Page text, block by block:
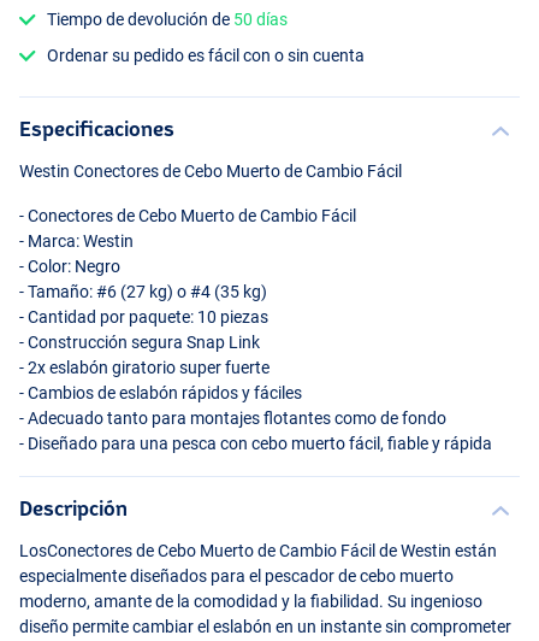
Tiempo de devolución de 50 días
Ordenar su pedido es fácil con o sin cuenta
Especificaciones
Westin Conectores de Cebo Muerto de Cambio Fácil
- Conectores de Cebo Muerto de Cambio Fácil
- Marca: Westin
- Color: Negro
- Tamaño: #6 (27 kg) o #4 (35 kg)
- Cantidad por paquete: 10 piezas
- Construcción segura Snap Link
- 2x eslabón giratorio super fuerte
- Cambios de eslabón rápidos y fáciles
- Adecuado tanto para montajes flotantes como de fondo
- Diseñado para una pesca con cebo muerto fácil, fiable y rápida
Descripción
LosConectores de Cebo Muerto de Cambio Fácil de Westin están
especialmente diseñados para el pescador de cebo muerto
moderno, amante de la comodidad y la fiabilidad. Su ingenioso
diseño permite cambiar el eslabón en un instante sin comprometer